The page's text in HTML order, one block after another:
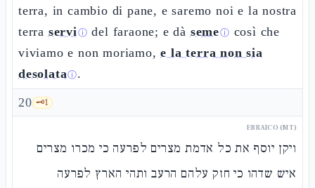
terra, in cambio di pane, e saremo noi e la nostra
terra serviⓘ del faraone; e dà semeⓘ così che
viviamo e non moriamo,e la terra non sia
desolataⓘ.
20 🗝️1
EBRAICO (MT)
ויקן יוסף את כל אדמת מצרים לפרעה כי מכרו מצרים
איש שדהו כי חזק עלהם הרעב ותהי הארץ לפרעה